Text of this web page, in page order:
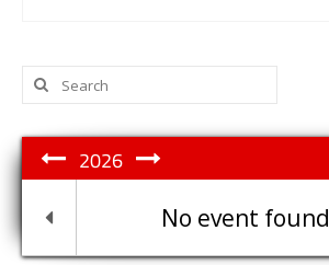
Search
for:
2026
No event found